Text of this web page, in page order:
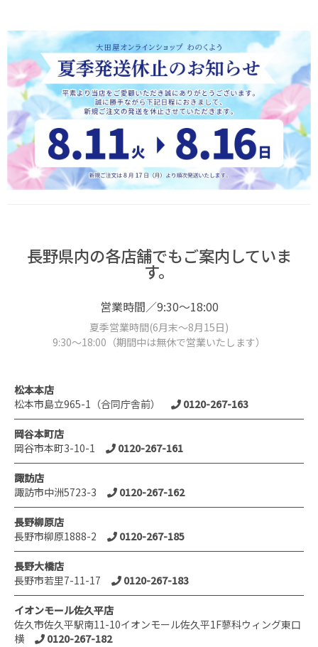
長野県内の各店舗でもご案内していま
す。
営業時間／9:30～18:00
夏季営業時間(6月末～8月15日)
9:30～18:00（期間中は無休で営業いたします）
松本本店
松本市島立965-1（合同庁舎前）
0120-267-163
岡谷本町店
岡谷市本町3-10-1
0120-267-161
諏訪店
諏訪市中洲5723-3
0120-267-162
長野柳原店
長野市柳原1888-2
0120-267-185
長野大橋店
長野市若里7-11-17
0120-267-183
イオンモール佐久平店
佐久市佐久平駅南11-10イオンモール佐久平1F蓼科ウィング東口
横
0120-267-182